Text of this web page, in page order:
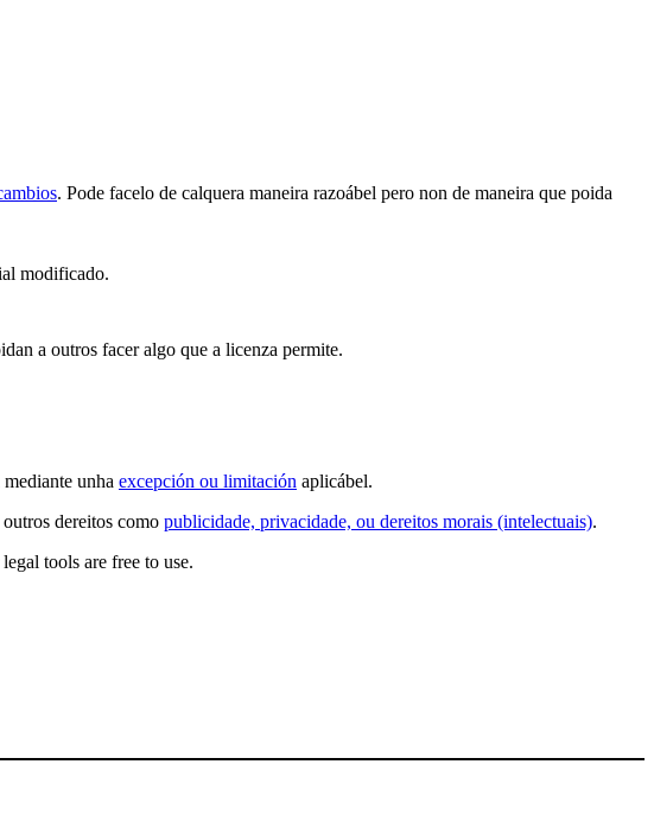
. Pode facelo de calquera maneira razoábel pero non de maneira que poida
modificado.
a outros facer algo que a licenza permite.
unha excepción ou limitación aplicábel.
dereitos como publicidade, privacidade, ou dereitos morais (intelectuais).
tools are free to use.